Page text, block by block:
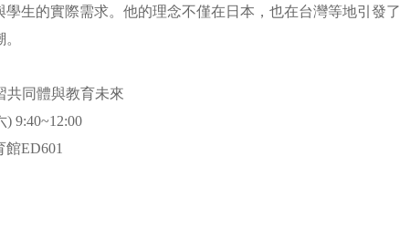
生的實際需求。他的理念不僅在日本，也在台灣等地引發了
。
共同體與教育未來
) 9:40~12:00
ED601